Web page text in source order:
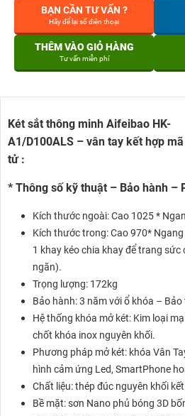
BẠN CẦN TƯ VẤN ?
Hãy để lại số điện thoại
THÊM VÀO GIỎ HÀNG
Tư vấn miễn phí
Két sắt thông minh Aifeibao HK-
A1/D100ALS – vân tay kết hợp
tử :
* Thông số kỹ thuật – Bảo hành –
Kích thước ngoài: Cao 1025 *
Kích thước trong: Cao 970*
1 khay kéo chia khay để trang sức
ngăn).
Trọng lượng: 172kg
Bảo hành: 3 năm với ổ khóa –
Hệ thống khóa mở két: Kim loại
chốt khóa inox nguyên khối.
Phương pháp mở két: khóa Vân
hình cảm ứng Led, SmartPhone
Chất liệu: thép đúc nguyên khối
Bề mặt: sơn Nano phủ bóng 3D